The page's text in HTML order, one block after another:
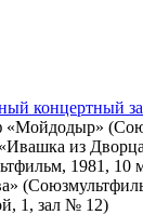
концертный
«Мойдодыр»
из
1981, 10
1, зал № 12)